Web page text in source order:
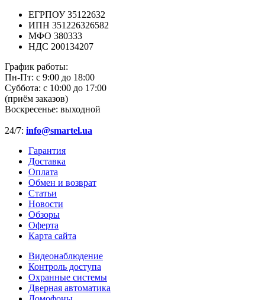
ЕГРПОУ 35122632
ИПН 351226326582
МФО 380333
НДС 200134207
График работы:
Пн-Пт: с 9:00 до 18:00
Суббота: с 10:00 до 17:00
(приём заказов)
Воскресенье: выходной
24/7: info@smartel.ua
Гарантия
Доставка
Оплата
Обмен и возврат
Статьи
Новости
Обзоры
Оферта
Карта сайта
Видеонаблюдение
Контроль доступа
Охранные системы
Дверная автоматика